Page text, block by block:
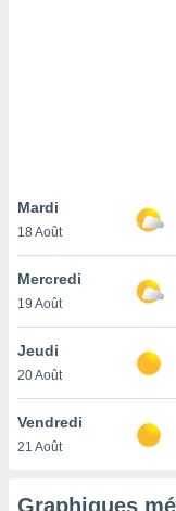
notre
que
et que
Mardi
18 Août
Mercredi
19 Août
Jeudi
20 Août
Vendredi
21 Août
Graphiques